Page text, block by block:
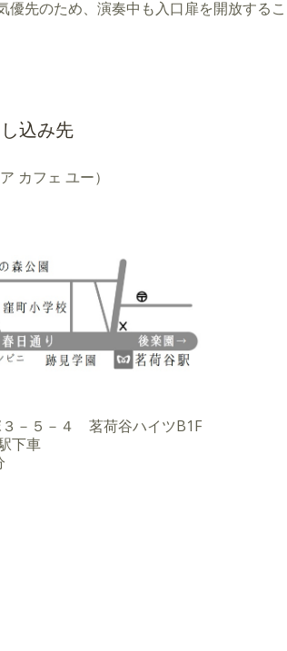
先のため、演奏中も入口扉を開放する
込み先
カフェ ユー）
－５－４ 茗荷谷ハイツB1F
下車